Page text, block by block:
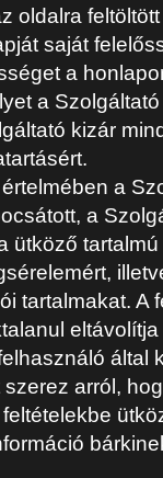
oldalra
saját
a
a
kizár
a
a
ütköző
tartalmakat. A
által
arról,